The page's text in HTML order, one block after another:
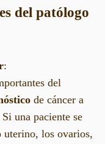
del patólogo
:
del
de cáncer a
una paciente se
uterino, los ovarios,